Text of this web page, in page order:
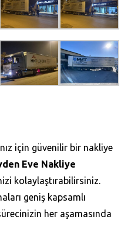
için güvenilir bir nakliye
Eve Nakliye
kolaylaştırabilirsiniz.
geniş kapsamlı
her aşamasında